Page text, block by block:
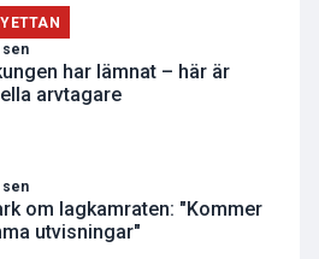
sen
har lämnat – här är
arvtagare
sen
om lagkamraten: "Kommer
utvisningar"